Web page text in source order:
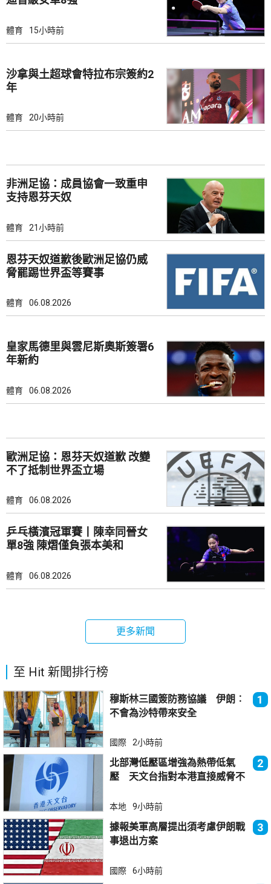
體育 15小時前
沙拿與土超球會特拉布宗簽約2
年
體育 20小時前
非洲足協：成員協會一致重申
支持恩芬天奴
體育 21小時前
恩芬天奴道歉後歐洲足協仍威
脅罷踢世界盃等賽事
體育 06.08.2026
皇家馬德里與雲尼斯奧斯簽署6
年新約
體育 06.08.2026
歐洲足協：恩芬天奴道歉 改變
不了抵制世界盃立場
體育 06.08.2026
乒乓橫濱冠軍賽丨陳幸同晉女
單8強 陳熠僅負張本美和
體育 06.08.2026
更多新聞
至 Hit 新聞排行榜
穆斯林三國簽防務協議 伊朗︰
不會為沙特帶來安全
1
國際 2小時前
北部灣低壓區增強為熱帶低氣
壓 天文台指對本港直接威脅不
2
本地 9小時前
據報美軍高層提出須考慮伊朗戰
事退出方案
3
國際 6小時前